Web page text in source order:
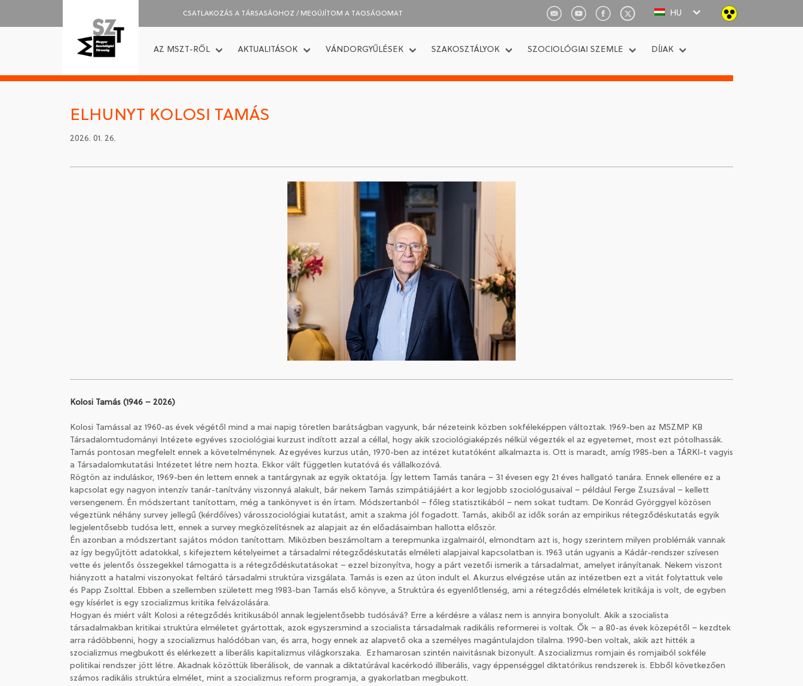
CSATLAKOZÁS A TÁRSASÁGHOZ / MEGÚJÍTOM A TAGSÁGOMAT HU
AZ MSZT-RŐL AKTUALITÁSOK VÁNDORGYŰLÉSEK SZAKOSZTÁLYOK SZOCIOLÓGIAI SZEMLE DÍJAK
ELHUNYT KOLOSI TAMÁS
2026. 01. 26.
Kolosi Tamás (1946 – 2026)
Kolosi Tamással az 1960-as évek végétől mind a mai napig töretlen barátságban vagyunk, bár nézeteink közben sokféleképpen változtak. 1969-ben az MSZMP KB
Társadalomtudományi Intézete egyéves szociológiai kurzust indított azzal a céllal, hogy akik szociológiaképzés nélkül végezték el az egyetemet, most ezt pótolhassák.
Tamás pontosan megfelelt ennek a követelménynek. Az egyéves kurzus után, 1970-ben az intézet kutatóként alkalmazta is. Ott is maradt, amíg 1985-ben a TÁRKI-t vagyis
a Társadalomkutatási Intézetet létre nem hozta. Ekkor vált független kutatóvá és vállalkozóvá.
Rögtön az induláskor, 1969-ben én lettem ennek a tantárgynak az egyik oktatója. Így lettem Tamás tanára – 31 évesen egy 21 éves hallgató tanára. Ennek ellenére ez a
kapcsolat egy nagyon intenzív tanár-tanítvány viszonnyá alakult, bár nekem Tamás szimpátiájáért a kor legjobb szociológusaival – például Ferge Zsuzsával – kellett
versengenem. Én módszertant tanítottam, még a tankönyvet is én írtam. Módszertanból – főleg statisztikából – nem sokat tudtam. De Konrád Györggyel közösen
végeztünk néhány survey jellegű (kérdőíves) városszociológiai kutatást, amit a szakma jól fogadott. Tamás, akiből az idők során az empirikus rétegződéskutatás egyik
legjelentősebb tudósa lett, ennek a survey megközelítésnek az alapjait az én előadásaimban hallotta először.
Én azonban a módszertant sajátos módon tanítottam. Miközben beszámoltam a terepmunka izgalmairól, elmondtam azt is, hogy szerintem milyen problémák vannak
az így begyűjtött adatokkal, s kifejeztem kételyeimet a társadalmi rétegződéskutatás elméleti alapjaival kapcsolatban is. 1963 után ugyanis a Kádár-rendszer szívesen
vette és jelentős összegekkel támogatta is a rétegződéskutatásokat – ezzel bizonyítva, hogy a párt vezetői ismerik a társadalmat, amelyet irányítanak. Nekem viszont
hiányzott a hatalmi viszonyokat feltáró társadalmi struktúra vizsgálata. Tamás is ezen az úton indult el. A kurzus elvégzése után az intézetben ezt a vitát folytattuk vele
és Papp Zsolttal. Ebben a szellemben született meg 1983-ban Tamás első könyve, a Struktúra és egyenlőtlenség, ami a rétegződés elméletek kritikája is volt, de egyben
egy kísérlet is egy szocializmus kritika felvázolására.
Hogyan és miért vált Kolosi a rétegződés kritikusából annak legjelentősebb tudósává? Erre a kérdésre a válasz nem is annyira bonyolult. Akik a szocialista
társadalmakban kritikai struktúra elméletet gyártottak, azok egyszersmind a szocialista társadalmak radikális reformerei is voltak. Ők – a 80-as évek közepétől – kezdtek
arra rádöbbenni, hogy a szocializmus halódóban van, és arra, hogy ennek az alapvető oka a személyes magántulajdon tilalma. 1990-ben voltak, akik azt hitték a
szocializmus megbukott és elérkezett a liberális kapitalizmus világkorszaka. Ez hamarosan szintén naivitásnak bizonyult. A szocializmus romjain és romjaiból sokféle
politikai rendszer jött létre. Akadnak közöttük liberálisok, de vannak a diktatúrával kacérkodó illiberális, vagy éppenséggel diktatórikus rendszerek is. Ebből következően
számos radikális struktúra elmélet, mint a szocializmus reform programja, a gyakorlatban megbukott.